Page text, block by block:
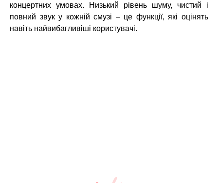
концертних умовах. Низький рівень шуму, чистий і
повний звук у кожній смузі – це функції, які оцінять
навіть найвибагливіші користувачі.